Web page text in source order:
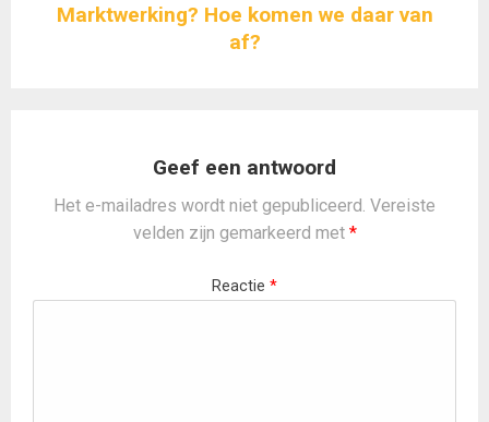
Marktwerking? Hoe komen we daar van
af?
Geef een antwoord
Het e-mailadres wordt niet gepubliceerd. Vereiste
velden zijn gemarkeerd met *
Reactie *